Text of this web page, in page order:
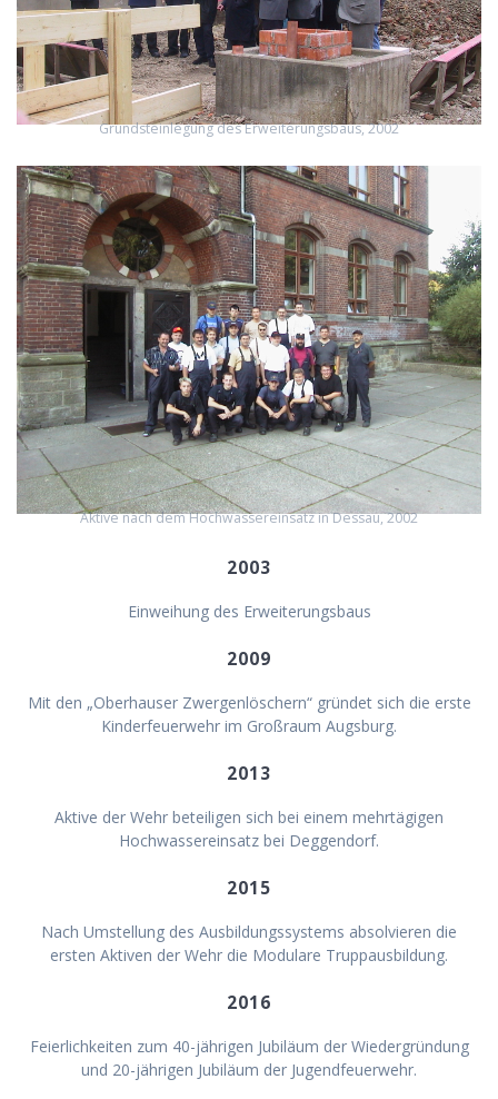
Grundsteinlegung des Erweiterungsbaus, 2002
Aktive nach dem Hochwassereinsatz in Dessau, 2002
2003
Einweihung des Erweiterungsbaus
2009
Mit den „Oberhauser Zwergenlöschern“ gründet sich die erste
Kinderfeuerwehr im Großraum Augsburg.
2013
Aktive der Wehr beteiligen sich bei einem mehrtägigen
Hochwassereinsatz bei Deggendorf.
2015
Nach Umstellung des Ausbildungssystems absolvieren die
ersten Aktiven der Wehr die Modulare Truppausbildung.
2016
Feierlichkeiten zum 40-jährigen Jubiläum der Wiedergründung
und 20-jährigen Jubiläum der Jugendfeuerwehr.